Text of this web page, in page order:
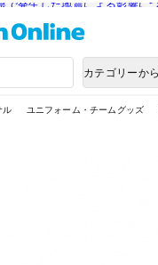
で発生した地震による影響に
カテゴリーか
ル ユニフォーム・チームグッズ